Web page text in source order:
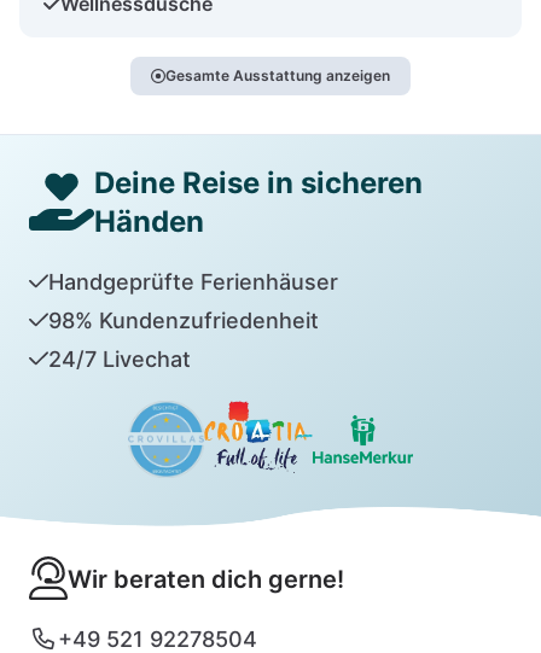
Gesamte Ausstattung anzeigen
Deine Reise in sicheren
Händen
Handgeprüfte Ferienhäuser
98% Kundenzufriedenheit
24/7 Livechat
Wir beraten dich gerne!
+49 521 92278504